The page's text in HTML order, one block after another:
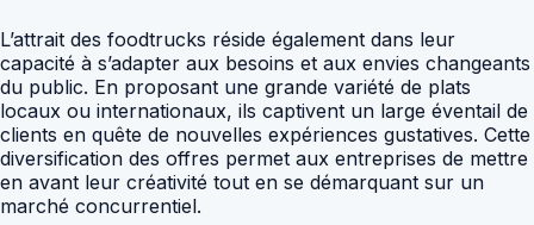
L’attrait des foodtrucks réside également dans leur
capacité à s’adapter aux besoins et aux envies changeants
du public. En proposant une grande variété de plats
locaux ou internationaux, ils captivent un large éventail de
clients en quête de nouvelles expériences gustatives. Cette
diversification des offres permet aux entreprises de mettre
en avant leur créativité tout en se démarquant sur un
marché concurrentiel.